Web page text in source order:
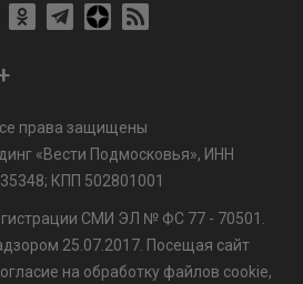
права защищены
«Вести Подмосковья», ИНН
КПП 502801001
СМИ ЭЛ № ФС 77 - 70501.
25.07.2017. Посещая сайт
на обработку файлов cookie,